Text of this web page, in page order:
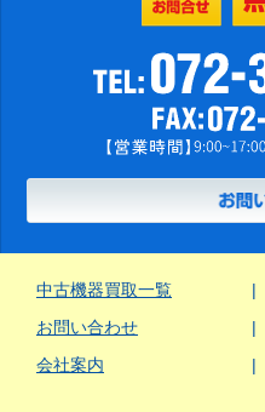
中古機器買取一覧
お問い合わせ
会社案内